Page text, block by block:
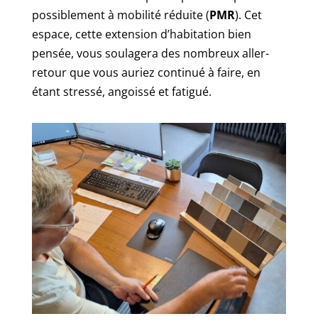
possiblement à mobilité réduite (PMR). Cet
espace, cette extension d’habitation bien
pensée, vous soulagera des nombreux aller-
retour que vous auriez continué à faire, en
étant stressé, angoissé et fatigué.